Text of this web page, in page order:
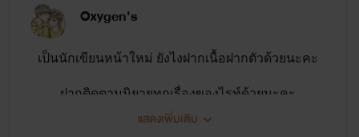
Oxygen's
เป็นนักเขียนหน้าใหม่ ยังไงฝากเนื้อฝากตัวด้วยนะคะ
ฝากติดตามนิยายทุกเรื่องของไรท์ด้วยนะคะ
แสดงเพิ่มเติม